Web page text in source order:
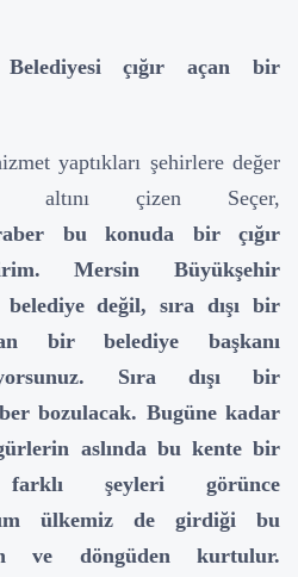
çığır açan bir
yaptıkları şehirlere değer
altını çizen Seçer,
bu konuda bir çığır
Mersin Büyükşehir
değil, sıra dışı bir
bir belediye başkanı
Sıra dışı bir
bozulacak. Bugüne kadar
aslında bu kente bir
farklı şeyleri görünce
ülkemiz de girdiği bu
ve döngüden kurtulur.